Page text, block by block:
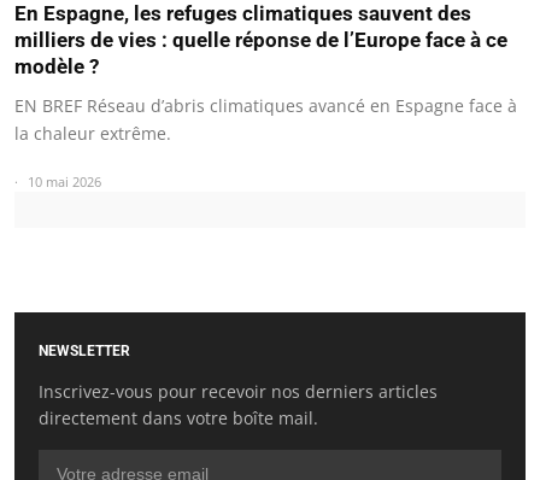
En Espagne, les refuges climatiques sauvent des
milliers de vies : quelle réponse de l’Europe face à ce
modèle ?
EN BREF Réseau d’abris climatiques avancé en Espagne face à
la chaleur extrême.
10 mai 2026
NEWSLETTER
Inscrivez-vous pour recevoir nos derniers articles
directement dans votre boîte mail.